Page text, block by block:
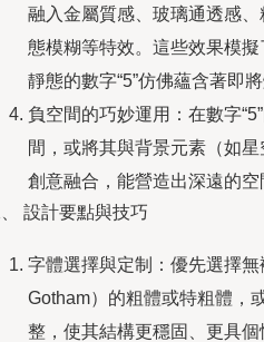
融入金屬質感、玻璃通透感
態模糊等特效。這些效果模
靜態的數字“5”仿佛蘊含著即
負空間的巧妙運用：在數字
間，或將其與背景元素（如
創意融合，能營造出深遠的空
設計要點與技巧
字體選擇與定制：優先選擇
Gotham）的粗體或特粗體，
整，使其結構更穩固、更具